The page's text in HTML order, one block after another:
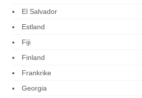
El Salvador
Estland
Fiji
Finland
Frankrike
Georgia